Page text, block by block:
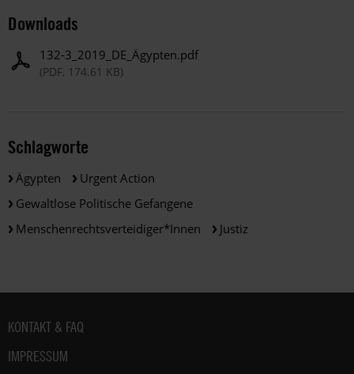
Downloads
132-3_2019_DE_Ägypten.pdf
(PDF, 174.61 KB)
Schlagworte
Ägypten
Urgent Action
Gewaltlose Politische Gefangene
Menschenrechtsverteidiger*innen
Justiz
Fußbereich
KONTAKT & FAQ
IMPRESSUM